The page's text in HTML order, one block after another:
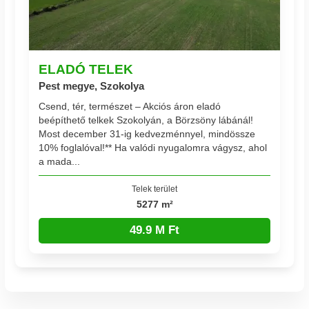
ELADÓ TELEK
Pest megye, Szokolya
Csend, tér, természet – Akciós áron eladó
beépíthető telkek Szokolyán, a Börzsöny lábánál!
Most december 31-ig kedvezménnyel, mindössze
10% foglalóval!** Ha valódi nyugalomra vágysz, ahol
a mada...
Telek terület
5277 m²
49.9 M Ft